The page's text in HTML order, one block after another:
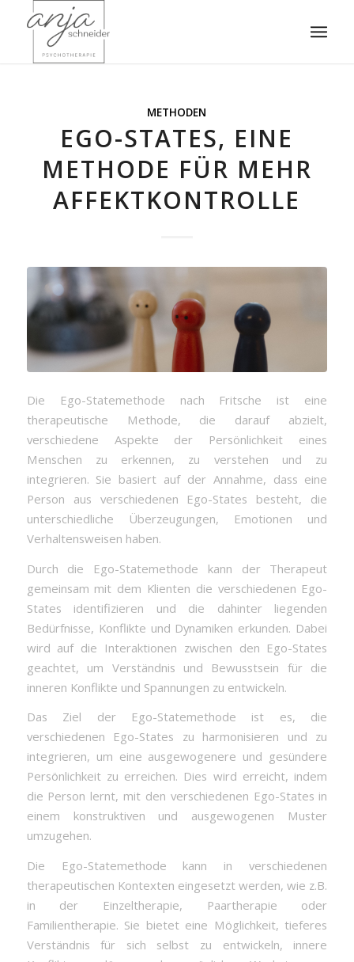
METHODEN
EGO-STATES, EINE
METHODE FÜR MEHR
AFFEKTKONTROLLE
Die Ego-Statemethode nach Fritsche ist eine
therapeutische Methode, die darauf abzielt,
verschiedene Aspekte der Persönlichkeit eines
Menschen zu erkennen, zu verstehen und zu
integrieren. Sie basiert auf der Annahme, dass eine
Person aus verschiedenen Ego-States besteht, die
unterschiedliche Überzeugungen, Emotionen und
Verhaltensweisen haben.
Durch die Ego-Statemethode kann der Therapeut
gemeinsam mit dem Klienten die verschiedenen Ego-
States identifizieren und die dahinter liegenden
Bedürfnisse, Konflikte und Dynamiken erkunden. Dabei
wird auf die Interaktionen zwischen den Ego-States
geachtet, um Verständnis und Bewusstsein für die
inneren Konflikte und Spannungen zu entwickeln.
Das Ziel der Ego-Statemethode ist es, die
verschiedenen Ego-States zu harmonisieren und zu
integrieren, um eine ausgewogenere und gesündere
Persönlichkeit zu erreichen. Dies wird erreicht, indem
die Person lernt, mit den verschiedenen Ego-States in
einem konstruktiven und ausgewogenen Muster
umzugehen.
Die Ego-Statemethode kann in verschiedenen
therapeutischen Kontexten eingesetzt werden, wie z.B.
in der Einzeltherapie, Paartherapie oder
Familientherapie. Sie bietet eine Möglichkeit, tieferes
Verständnis für sich selbst zu entwickeln, innere